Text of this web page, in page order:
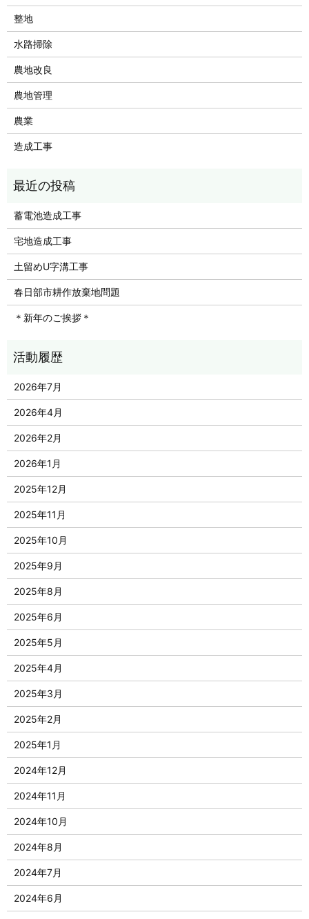
整地
水路掃除
農地改良
農地管理
農業
造成工事
蓄電池造成工事
宅地造成工事
土留めU字溝工事
春日部市耕作放棄地問題
＊新年のご挨拶＊
2026年7月
2026年4月
2026年2月
2026年1月
2025年12月
2025年11月
2025年10月
2025年9月
2025年8月
2025年6月
2025年5月
2025年4月
2025年3月
2025年2月
2025年1月
2024年12月
2024年11月
2024年10月
2024年8月
2024年7月
2024年6月